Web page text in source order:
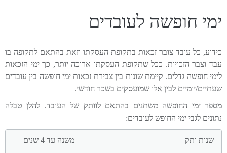
ימי חופשה לעובדים
כידוע, כל עובד צובר זכאות בתקופת העסקתו וזאת בהתאם לתקופה בו
עבד וצבר הזכויות. ככל שתקופת העסקתו ארוכה יותר, כך ימי הזכאות
לימי חופשה גדלים. קיימת שונות בין צבירת זכאות ימי חופשה בין עובדים
שעתיים/יומיים לבין אלו שמועסקים בשכר חודשי.
מספר ימי החופשה משתנים בהתאם לוותק של העובד. להלן טבלה
נתונים לגבי ימי החופש לעובדים:
משנה עד 4 שנים